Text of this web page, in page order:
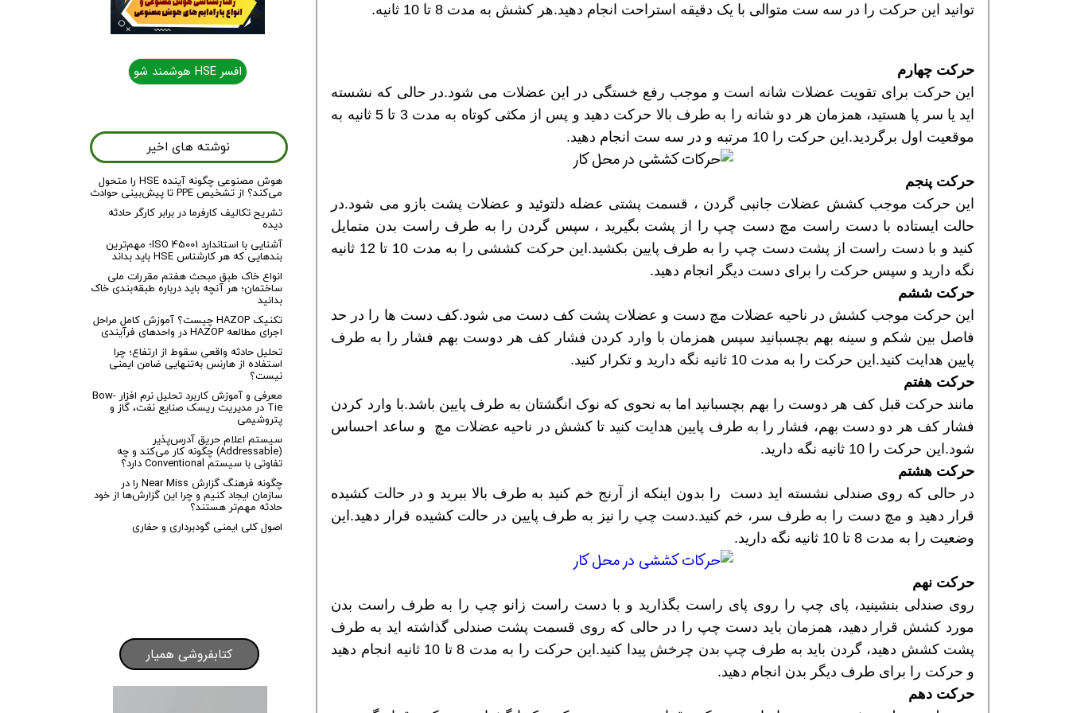
توانید این حرکت را در سه ست متوالی با یک دقیقه استراحت انجام دهید.هر کشش به مدت 8 تا 10 ثانیه.
حرکت چهارم
این حرکت برای تقویت عضلات شانه است و موجب رفع خستگی در این عضلات می شود.در حالی که نشسته
اید یا سر پا هستید، همزمان هر دو شانه را به طرف بالا حرکت دهید و پس از مکثی کوتاه به مدت 3 تا 5 ثانیه به
موقعیت اول برگردید.این حرکت را 10 مرتبه و در سه ست انجام دهید.
حرکت پنجم
این حرکت موجب کشش عضلات جانبی گردن ، قسمت پشتی عضله دلتوئید و عضلات پشت بازو می شود.در
حالت ایستاده با دست راست مچ دست چپ را از پشت بگیرید ، سپس گردن را به طرف راست بدن متمایل
کنید و با دست راست از پشت دست چپ را به طرف پایین بکشید.این حرکت کششی را به مدت 10 تا 12 ثانیه
نگه دارید و سپس حرکت را برای دست دیگر انجام دهید.
حرکت ششم
این حرکت موجب کشش در ناحیه عضلات مچ دست و عضلات پشت کف دست می شود.کف دست ها را در حد
فاصل بین شکم و سینه بهم بچسبانید سپس همزمان با وارد کردن فشار کف هر دوست بهم فشار را به طرف
پایین هدایت کنید.این حرکت را به مدت 10 ثانیه نگه دارید و تکرار کنید.
حرکت هفتم
مانند حرکت قبل کف هر دوست را بهم بچسبانید اما به نحوی که نوک انگشتان به طرف پایین باشد.با وارد کردن
فشار کف هر دو دست بهم، فشار را به طرف پایین هدایت کنید تا کشش در ناحیه عضلات مچ و ساعد احساس
شود.این حرکت را 10 ثانیه نگه دارید.
حرکت هشتم
در حالی که روی صندلی نشسته اید دست را بدون اینکه از آرنج خم کنید به طرف بالا ببرید و در حالت کشیده
قرار دهید و مچ دست را به طرف سر، خم کنید.دست چپ را نیز به طرف پایین در حالت کشیده قرار دهید.این
وضعیت را به مدت 8 تا 10 ثانیه نگه دارید.
حرکت نهم
روی صندلی بنشینید، پای چپ را روی پای راست بگذارید و با دست راست زانو چپ را به طرف راست بدن
مورد کشش قرار دهید، همزمان باید دست چپ را در حالی که روی قسمت پشت صندلی گذاشته اید به طرف
پشت کشش دهید، گردن باید به طرف چپ بدن چرخش پیدا کنید.این حرکت را به مدت 8 تا 10 ثانیه انجام دهید
و حرکت را برای طرف دیگر بدن انجام دهید.
حرکت دهم
هوش مصنوعی چگونه آینده HSE را متحول
می‌کند؟ از تشخیص PPE تا پیش‌بینی حوادث
تشریح تکالیف کارفرما در برابر کارگر حادثه
دیده
آشنایی با استاندارد ISO 45001؛ مهم‌ترین
بندهایی که هر کارشناس HSE باید بداند
انواع خاک طبق مبحث هفتم مقررات ملی
ساختمان؛ هر آنچه باید درباره طبقه‌بندی خاک
بدانید
تکنیک HAZOP چیست؟ آموزش کامل مراحل
اجرای مطالعه HAZOP در واحدهای فرآیندی
تحلیل حادثه واقعی سقوط از ارتفاع؛ چرا
استفاده از هارنس به‌تنهایی ضامن ایمنی
نیست؟
معرفی و آموزش کاربرد تحلیل نرم افزار Bow-
Tie در مدیریت ریسک صنایع نفت، گاز و
پتروشیمی
سیستم اعلام حریق آدرس‌پذیر
(Addressable) چگونه کار می‌کند و چه
تفاوتی با سیستم Conventional دارد؟
چگونه فرهنگ گزارش Near Miss را در
سازمان ایجاد کنیم و چرا این گزارش‌ها از خود
حادثه مهم‌تر هستند؟
اصول کلی ایمنی گودبرداری و حفاری
نوشته های اخیر
کتابفروشی همیار
افسر HSE هوشمند شو